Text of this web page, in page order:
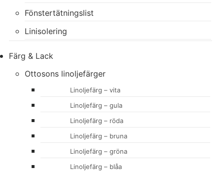
Fönstertätningslist
Linisolering
Färg & Lack
Ottosons linoljefärger
Linoljefärg – vita
Linoljefärg – gula
Linoljefärg – röda
Linoljefärg – bruna
Linoljefärg – gröna
Linoljefärg – blåa